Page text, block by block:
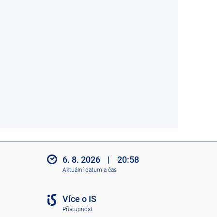
6. 8. 2026 | 20:58
Aktuální datum a čas
Více o IS
Přístupnost